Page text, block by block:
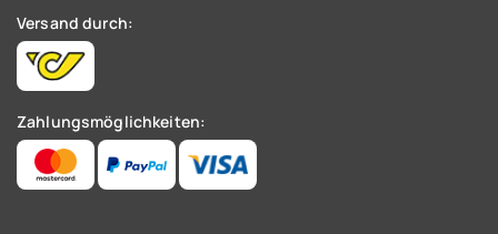
Versand durch:
Zahlungsmöglichkeiten: